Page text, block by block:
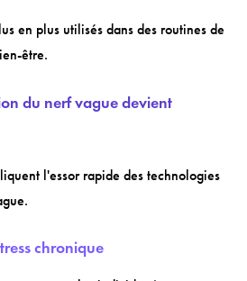
en plus utilisés dans des routines de
être.
du nerf vague devient
l'essor rapide des technologies
chronique